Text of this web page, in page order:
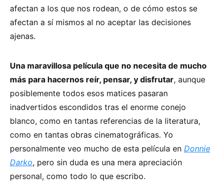
afectan a los que nos rodean, o de cómo estos se
afectan a sí mismos al no aceptar las decisiones
ajenas.
Una maravillosa película que no necesita de mucho
más para hacernos reír, pensar, y disfrutar, aunque
posiblemente todos esos matices pasaran
inadvertidos escondidos tras el enorme conejo
blanco, como en tantas referencias de la literatura,
como en tantas obras cinematográficas. Yo
personalmente veo mucho de esta película en Donnie
Darko, pero sin duda es una mera apreciación
personal, como todo lo que escribo.